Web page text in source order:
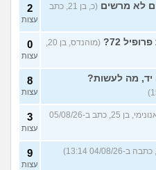
12
עצות
9
4
עצות
לא מרשים
(כ, בן 21, כתב
2
עצות
72?
(מוהנדס, בן 20,
0
עצות
יד, מה לעשות? 8
עצות
(אנונימי, בן 25, כתב ב-05/08/26
3
עצות
9
עצות